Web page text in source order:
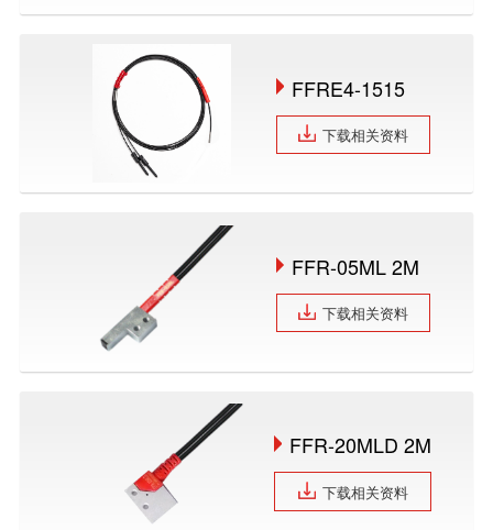
FFRE4-1515
下载相关资料
FFR-05ML 2M
下载相关资料
FFR-20MLD 2M
下载相关资料